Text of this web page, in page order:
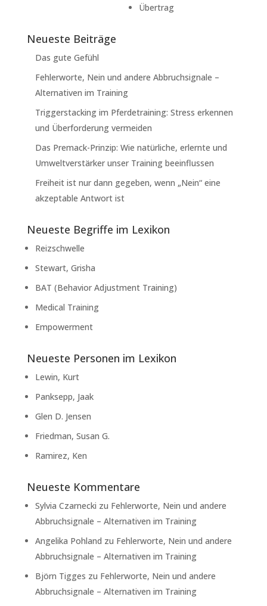
Übertrag
Neueste Beiträge
Das gute Gefühl
Fehlerworte, Nein und andere Abbruchsignale –
Alternativen im Training
Triggerstacking im Pferdetraining: Stress erkennen
und Überforderung vermeiden
Das Premack-Prinzip: Wie natürliche, erlernte und
Umweltverstärker unser Training beeinflussen
Freiheit ist nur dann gegeben, wenn „Nein“ eine
akzeptable Antwort ist
Neueste Begriffe im Lexikon
Reizschwelle
Stewart, Grisha
BAT (Behavior Adjustment Training)
Medical Training
Empowerment
Neueste Personen im Lexikon
Lewin, Kurt
Panksepp, Jaak
Glen D. Jensen
Friedman, Susan G.
Ramirez, Ken
Neueste Kommentare
Sylvia Czarnecki zu Fehlerworte, Nein und andere
Abbruchsignale – Alternativen im Training
Angelika Pohland zu Fehlerworte, Nein und andere
Abbruchsignale – Alternativen im Training
Björn Tigges zu Fehlerworte, Nein und andere
Abbruchsignale – Alternativen im Training